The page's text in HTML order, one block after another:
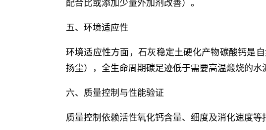
配合比或添加少量外加剂改善）。
五、环境适应性
环境适应性方面，石灰稳定土硬化产物碳酸钙是
扬尘），全生命周期碳足迹低于需要高温煅烧的水
六、质量控制与性能验证
质量控制依赖活性氧化钙含量、细度及消化速度